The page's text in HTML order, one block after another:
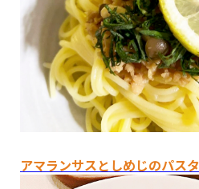
アマランサスとしめじのパスタ